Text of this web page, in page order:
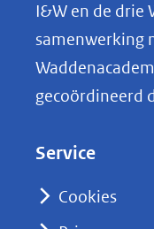
k
e
I&W en de drie
samenwerking
gecoördineerd
Service
Cookies